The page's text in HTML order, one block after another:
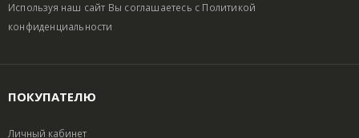
Используя наш сайт Вы соглашаетесь с Политикой
конфиденциальности
ПОКУПАТЕЛЮ
Личный кабинет